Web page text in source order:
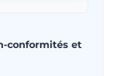
conformités et